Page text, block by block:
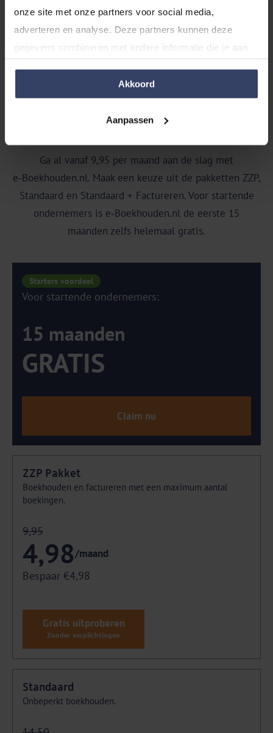
onze site met onze partners voor social media,
adverteren en analyse. Deze partners kunnen deze
gegevens combineren met andere informatie die je aan
van jouw gebruik van hun services.
Akkoord
Aanpassen
kennisbank. We helpen je snel en lopen elke
stap met je door. Van begin tot succes!
Prijzen voor ondernemers
Ga al vanaf 9,95 per maand aan de slag met
e‑Boekhouden.nl. Maak een keuze uit de pakketten ZZP,
Standaard en Standaard + Factureren. Voor startende
ondernemers is e‑Boekhouden.nl de eerste 15
maanden zelfs helemaal gratis.
Starters voordeel
Voor startende ondernemers:
15 maanden
GRATIS
Claim nu
ZZP Pakket
Boekhouden en factureren met een maximum aantal
boekingen.
9,95
4,98/maand
Bespaar €4,98
Gratis uitproberen
Zonder verplichtingen
Standaard
Onbeperkt boekhouden.